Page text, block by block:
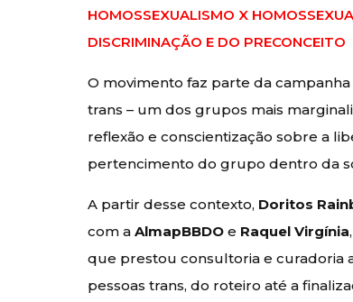
HOMOSSEXUALISMO X
DISCRIMINAÇÃO E DO PRECONCEITO
O movimento faz parte da
trans – um dos grupos mais
reflexão e conscientização sobre a
pertencimento do grupo dentro da
A partir desse contexto, Doritos
com aAlmapBBDO e Raquel Virgínia
que prestou consultoria e curadoria
pessoas trans, do roteiro até a